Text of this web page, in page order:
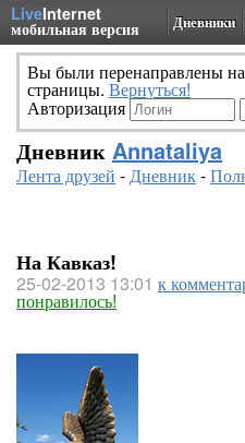
LiveInternet
мобильная версия Дневники
Вы были перенаправлены
страницы. Вернуться!
Авторизация
Дневник Annataliya
Лента друзей -Дневник-
На Кавказ!
25-02-2013 13:01 к
понравилось!